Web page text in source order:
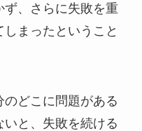
ず、さらに失敗を重
まったということ
どこに問題がある
と、失敗を続ける